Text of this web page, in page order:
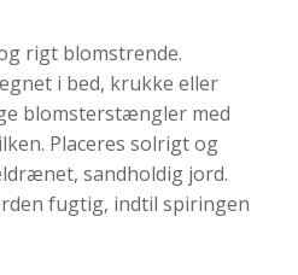
rigt blomstrende.
i bed, krukke eller
blomsterstængler med
Placeres solrigt og
sandholdig jord.
fugtig, indtil spiringen